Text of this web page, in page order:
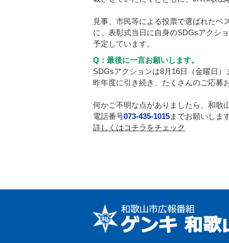
見事、市民等による投票で選ばれたベ
に、表彰式当日に自身のSDGsアクシ
予定しています。
Q：最後に一言お願いします。
SDGsアクションは8月16日（金曜日
昨年度に引き続き、たくさんのご応募
何かご不明な点がありましたら、和
電話番号073-435-1015までお願いします
詳しくはコチラをチェック